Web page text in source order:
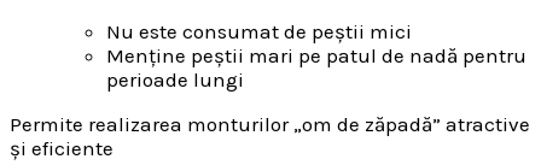
Nu este consumat de peștii mici
Menține peștii mari pe patul de nadă pentru
perioade lungi
Permite realizarea monturilor „om de zăpadă” atractive
și eficiente